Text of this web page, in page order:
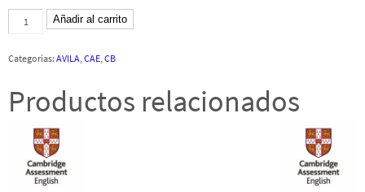
C1
ADVANCED
Ávila
junio
2024
cantidad
Añadir al carrito
Categorías: AVILA,CAE,CB
Productos relacionados